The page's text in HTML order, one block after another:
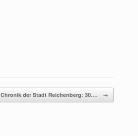
Chronik der Stadt Reichenberg: 30.… →